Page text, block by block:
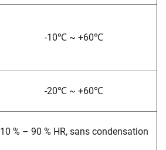
-10℃ ~ +60℃
-20℃ ~ +60℃
10 % – 90 % HR, sans condensation